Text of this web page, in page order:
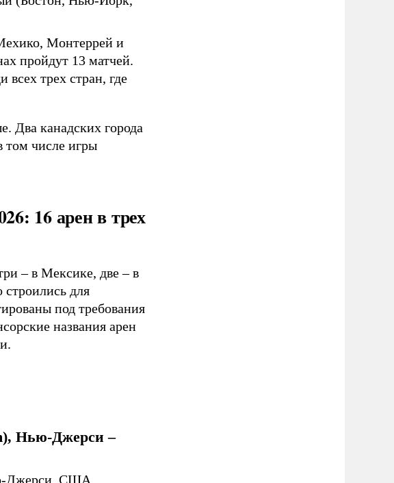
Монтеррей и
пройдут 13 матчей.
всех трех стран, где
Два канадских города
том числе игры
16 арен в трех
– в Мексике, две – в
строились для
под требования
названия арен
Нью-Джерси –
Джерси, США.